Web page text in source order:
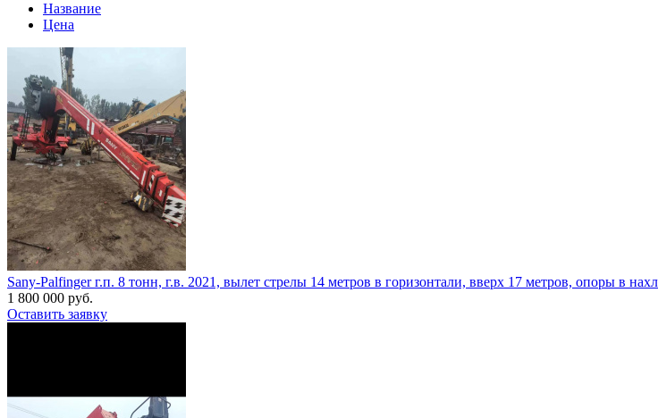
Название
Цена
Sany-Palfinger г.п. 8 тонн, г.в. 2021, вылет стрелы 14 метров в горизонтали, вверх 17 метров, опоры в
1 800 000 руб.
Оставить заявку